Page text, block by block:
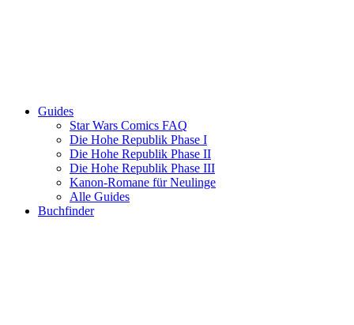
Guides
Star Wars Comics FAQ
Die Hohe Republik Phase I
Die Hohe Republik Phase II
Die Hohe Republik Phase III
Kanon-Romane für Neulinge
Alle Guides
Buchfinder